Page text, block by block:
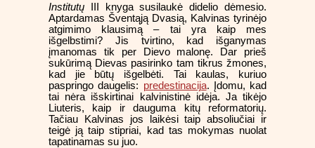
Institutų III knyga susilaukė didelio dėmesio.
Aptardamas Šventąją Dvasią, Kalvinas tyrinėjo
atgimimo klausimą – tai yra kaip mes
išgelbstimi? Jis tvirtino, kad išganymas
įmanomas tik per Dievo malonę. Dar prieš
sukūrimą Dievas pasirinko tam tikrus žmones,
kad jie būtų išgelbėti. Tai kaulas, kuriuo
paspringo daugelis: predestinacija. Įdomu, kad
tai nėra išskirtinai kalvinistinė idėja. Ja tikėjo
Liuteris, kaip ir dauguma kitų reformatorių.
Tačiau Kalvinas jos laikėsi taip absoliučiai ir
teigė ją taip stipriai, kad tas mokymas nuolat
tapatinamas su juo.